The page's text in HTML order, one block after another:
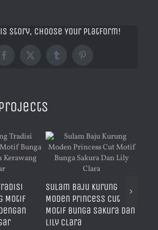
Story, Choose Your Platform!
Facebook
X TumblrPinterest
Motif
Sulam Baju Kurung
Moden Princess Cut
Motif Bunga Sakura Dan
Lily Clara